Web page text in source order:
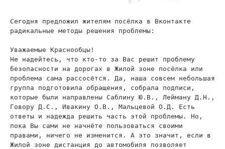
Сегодня предложил жителям посёлка в Вконтакте
радикальные методы решения проблемы:
Уважаемые Краснообцы!
Не надейтесь, что кто-то за Вас решит проблему
безопасности на дорогах в Жилой зоне посёлка или
проблема сама рассосётся. Да, наша совсем небольшая
группа подготовила обращения, собрала подписи,
которые были направлены Саблину Ю.В., Лейману Д.Н.,
Говору Д.С., Ивакину О.В., Мальцевой О.Д. Есть
ответы и надежда решить часть этой проблемы. Но,
пока Вы сами не начнёте пользоваться своими
правами, ничего не изменится. А это значит, если в
Жилой зоне дистанция до автомобиля позволяет